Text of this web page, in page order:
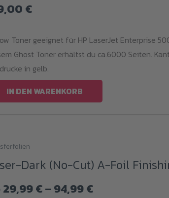
€
Toner geeignet für HP LaserJet Enterprise
Ghost Toner erhältst du ca.6000 Seiten.
in gelb.
IN DEN WARENKORB
Dark (No-Cut) A-Foil
29,99€– 94,99€Preisspanne: